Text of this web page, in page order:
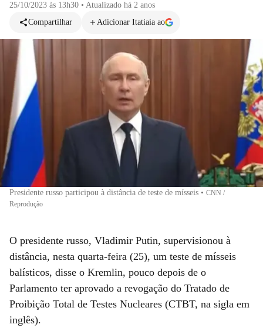
25/10/2023 às 13h30 • Atualizado há 2 anos
Compartilhar
Adicionar Itatiaia ao
Presidente russo participou à distância de teste de mísseis • CNN /
Reprodução
O presidente russo, Vladimir Putin, supervisionou à
distância, nesta quarta-feira (25), um teste de mísseis
balísticos, disse o Kremlin, pouco depois de o
Parlamento ter aprovado a revogação do Tratado de
Proibição Total de Testes Nucleares (CTBT, na sigla em
inglês).